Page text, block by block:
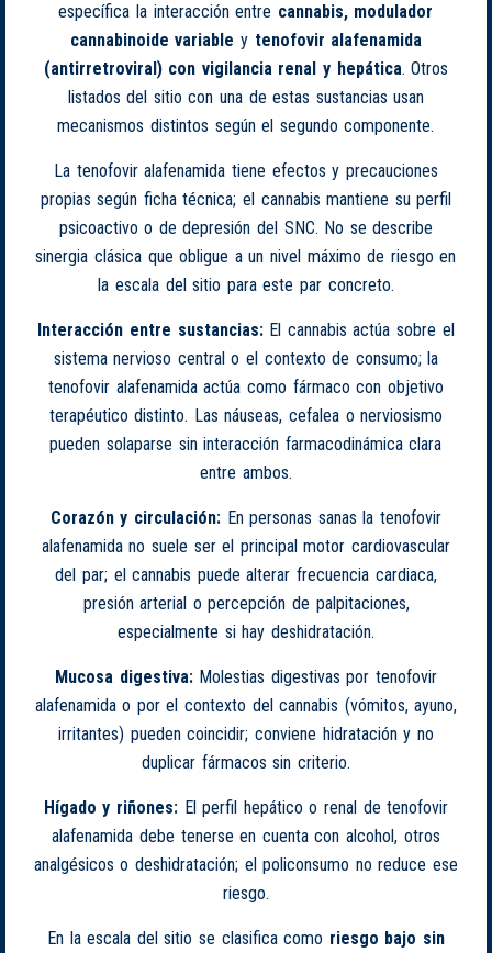
específica la interacción entre cannabis, modulador
cannabinoide variable y tenofovir alafenamida
(antirretroviral) con vigilancia renal y hepática. Otros
listados del sitio con una de estas sustancias usan
mecanismos distintos según el segundo componente.
La tenofovir alafenamida tiene efectos y precauciones
propias según ficha técnica; el cannabis mantiene su perfil
psicoactivo o de depresión del SNC. No se describe
sinergia clásica que obligue a un nivel máximo de riesgo en
la escala del sitio para este par concreto.
Interacción entre sustancias:El cannabis actúa sobre el
sistema nervioso central o el contexto de consumo; la
tenofovir alafenamida actúa como fármaco con objetivo
terapéutico distinto. Las náuseas, cefalea o nerviosismo
pueden solaparse sin interacción farmacodinámica clara
entre ambos.
Corazón y circulación: En personas sanas la tenofovir
alafenamida no suele ser el principal motor cardiovascular
del par; el cannabis puede alterar frecuencia cardiaca,
presión arterial o percepción de palpitaciones,
especialmente si hay deshidratación.
Mucosa digestiva:Molestias digestivas por tenofovir
alafenamida o por el contexto del cannabis (vómitos, ayuno,
irritantes) pueden coincidir; conviene hidratación y no
duplicar fármacos sin criterio.
Hígado y riñones: El perfil hepático o renal de tenofovir
alafenamida debe tenerse en cuenta con alcohol, otros
analgésicos o deshidratación; el policonsumo no reduce ese
riesgo.
En la escala del sitio se clasifica como riesgo bajo sin